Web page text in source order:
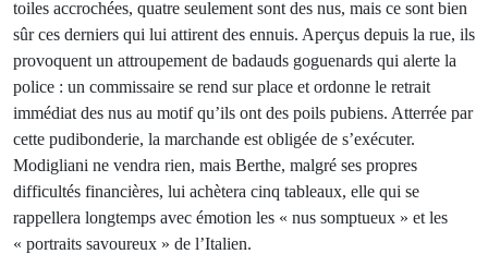
toiles accrochées, quatre seulement sont des nus, mais ce sont bien
sûr ces derniers qui lui attirent des ennuis. Aperçus depuis la rue, ils
provoquent un attroupement de badauds goguenards qui alerte la
police : un commissaire se rend sur place et ordonne le retrait
immédiat des nus au motif qu’ils ont des poils pubiens. Atterrée par
cette pudibonderie, la marchande est obligée de s’exécuter.
Modigliani ne vendra rien, mais Berthe, malgré ses propres
difficultés financières, lui achètera cinq tableaux, elle qui se
rappellera longtemps avec émotion les « nus somptueux » et les
« portraits savoureux » de l’Italien.